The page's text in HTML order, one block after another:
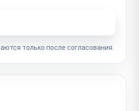
только после согласования.